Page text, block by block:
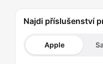
Najdi příslušenství
Apple